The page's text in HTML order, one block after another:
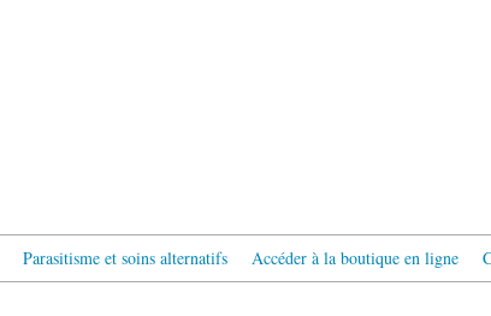
Parasitisme et soins alternatifs Accéder à la boutique en ligne